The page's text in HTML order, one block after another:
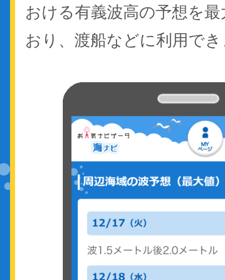
おける有義波高の予想を
おり、渡船などに利用で